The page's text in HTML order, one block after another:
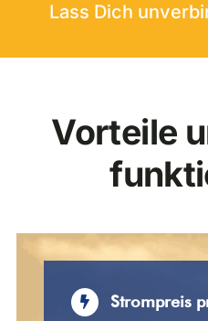
Lass Dich
Vorteile
Strompreis